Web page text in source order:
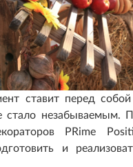
ставит перед
стало незабываемым.
PRime
и